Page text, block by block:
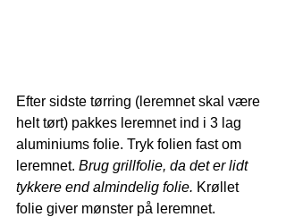
Efter sidste tørring (leremnet skal være
helt tørt) pakkes leremnet ind i 3 lag
aluminiums folie. Tryk folien fast om
leremnet. Brug grillfolie, da det er lidt
tykkere end almindelig folie. Krøllet
folie giver mønster på leremnet.